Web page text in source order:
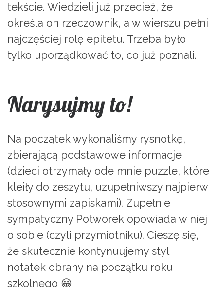
tekście. Wiedzieli już przecież, że
określa on rzeczownik, a w wierszu pełni
najczęściej rolę epitetu. Trzeba było
tylko uporządkować to, co już poznali.
Narysujmy to!
Na początek wykonaliśmy rysnotkę,
zbierającą podstawowe informacje
(dzieci otrzymały ode mnie puzzle, które
kleiły do zeszytu, uzupełniwszy najpierw
stosownymi zapiskami). Zupełnie
sympatyczny Potworek opowiada w niej
o sobie (czyli przymiotniku). Cieszę się,
że skutecznie kontynuujemy styl
notatek obrany na początku roku
szkolnego 😀